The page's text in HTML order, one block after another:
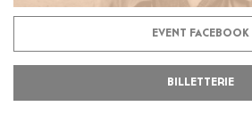
EVENT FACEBOOK
BILLETTERIE